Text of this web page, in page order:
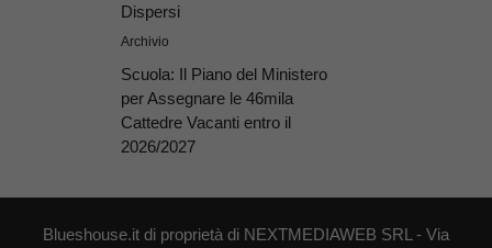
Dispersi
Archivio
Scuola: Il Piano del Ministero
per Assegnare le 46mila
Cattedre Vacanti entro il
2026/2027
Blueshouse.it di proprietà di NEXTMEDIAWEB SRL - Via